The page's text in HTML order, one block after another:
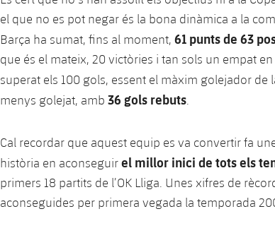
el que no es pot negar és la bona dinàmica a la
Barça ha sumat, fins al moment, 61 punts de 63
que és el mateix, 20 victòries i tan sols un empat
superat els 100 gols, essent el màxim golejador de
menys golejat, amb 36 gols rebuts.
Cal recordar que aquest equip es va convertir fa
història en aconseguirel millor inici de tots els
primers 18 partits de l’OK Lliga. Unes xifres de
aconseguides per primera vegada la temporada